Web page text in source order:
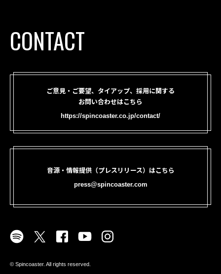
CONTACT
ご意見・ご要望、タイアップ、採用に関する
お問い合わせはこちら
https://spincoaster.co.jp/contact/
音源・情報提供（プレスリリース）はこちら
press@spincoaster.com
©︎ Spincoaster. All rights reserved.